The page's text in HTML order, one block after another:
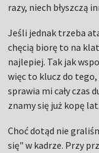
razy, niech błyszczą
Jeśli jednak trzeba
chęcią biorę to na
najlepiej. Tak jak
więc to klucz do
sprawia mi cały czas
znamy się już kopę lat.
Choć dotąd nie
się" w kadrze. Przy